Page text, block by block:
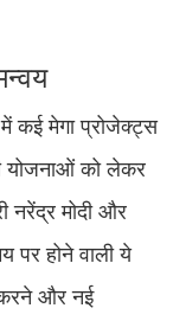
कई मेगा प्रोजेक्ट्स
योजनाओं को लेकर
नरेंद्र मोदी और
पर होने वाली ये
करने और नई